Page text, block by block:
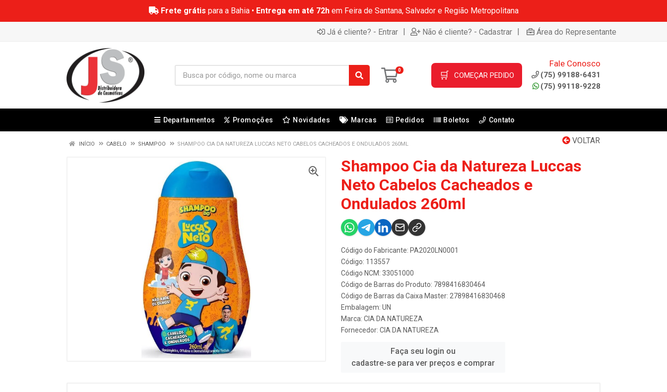
Frete grátis para a Bahia • Entrega em até 72hem Feira de Santana, Salvador e Região Metropolitana
Já é cliente? - Entrar | Não é cliente? - Cadastrar | Área do Representante
0 🛒 COMEÇAR PEDIDO
Fale Conosco
(75) 99188-6431
(75) 99118-9228
Departamentos Promoções Novidades Marcas Pedidos Boletos Contato
VOLTAR
INÍCIO CABELO SHAMPOO SHAMPOO CIA DA NATUREZA LUCCAS NETO CABELOS CACHEADOS E ONDULADOS 260ML
Shampoo Cia da Natureza Luccas
Neto Cabelos Cacheados e
Ondulados 260ml
Código do Fabricante: PA2020LN0001
Código: 113557
Código NCM: 33051000
Código de Barras do Produto: 7898416830464
Código de Barras da Caixa Master: 27898416830468
Embalagem: UN
Marca: CIA DA NATUREZA
Fornecedor: CIA DA NATUREZA
Faça seu login ou
cadastre-se para ver preços e comprar